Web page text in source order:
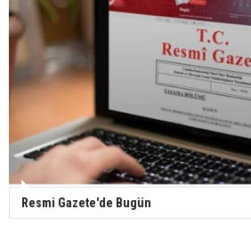
Yerli turist 229,7
yaptı
Gazze'deki Sağlık
pençesinde 2 salgın
Resmi Gazete'de Bugün